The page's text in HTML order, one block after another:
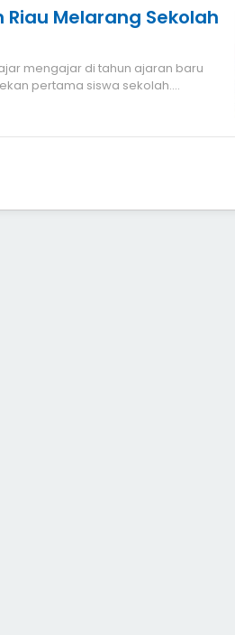
Melarang Sekolah
pertama siswa sekolah.